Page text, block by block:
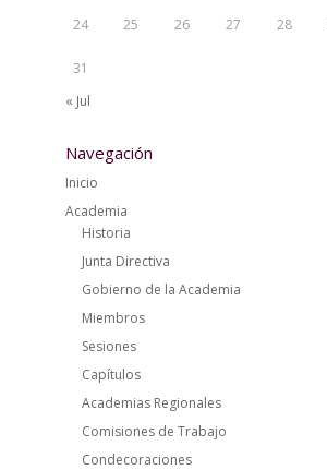
24 25 26 27 28
31
« Jul
Navegación
Inicio
Academia
Historia
Junta Directiva
Gobierno de la Academia
Miembros
Sesiones
Capítulos
Academias Regionales
Comisiones de Trabajo
Condecoraciones